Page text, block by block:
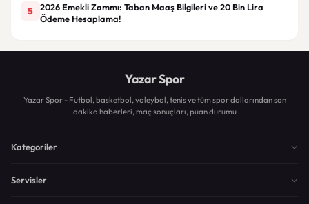
5
2026 Emekli Zammı: Taban Maaş Bilgileri ve 20 Bin Lira
Ödeme Hesaplama!
Yazar Spor
Yazar Spor - Futbol, basketbol, voleybol, tenis ve tüm spor dallarından son
dakika haberleri, maç sonuçları, puan durumu
Kategoriler
Servisler